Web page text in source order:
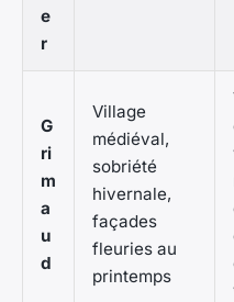
e
r
G
ri
m
a
u
d
Village
médiéval,
sobriété
hivernale,
façades
fleuries au
printemps